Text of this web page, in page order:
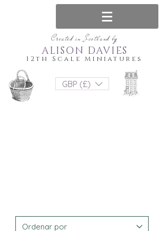
Created in Scotland by
12th Scale Miniatures
ALISON DAVIES
GBP (£)